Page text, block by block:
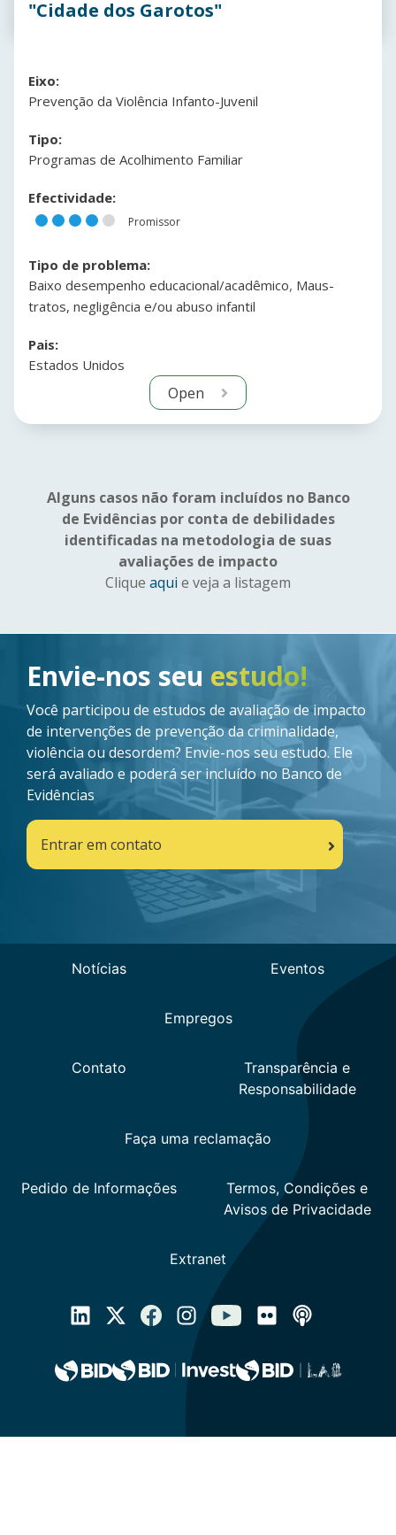
"Cidade dos Garotos"
Eixo:
Prevenção da Violência Infanto-Juvenil
Tipo:
Programas de Acolhimento Familiar
Efectividade:
Promissor
Tipo de problema:
Baixo desempenho educacional/acadêmico, Maus-
tratos, negligência e/ou abuso infantil
Pais:
Estados Unidos
Open
Alguns casos não foram incluídos no Banco
de Evidências por conta de debilidades
identificadas na metodologia de suas
avaliações de impacto
Clique aqui e veja a listagem
Envie-nos seu estudo!
Você participou de estudos de avaliação de impacto
de intervenções de prevenção da criminalidade,
violência ou desordem? Envie-nos seu estudo. Ele
será avaliado e poderá ser incluído no Banco de
Evidências
Entrar em contato